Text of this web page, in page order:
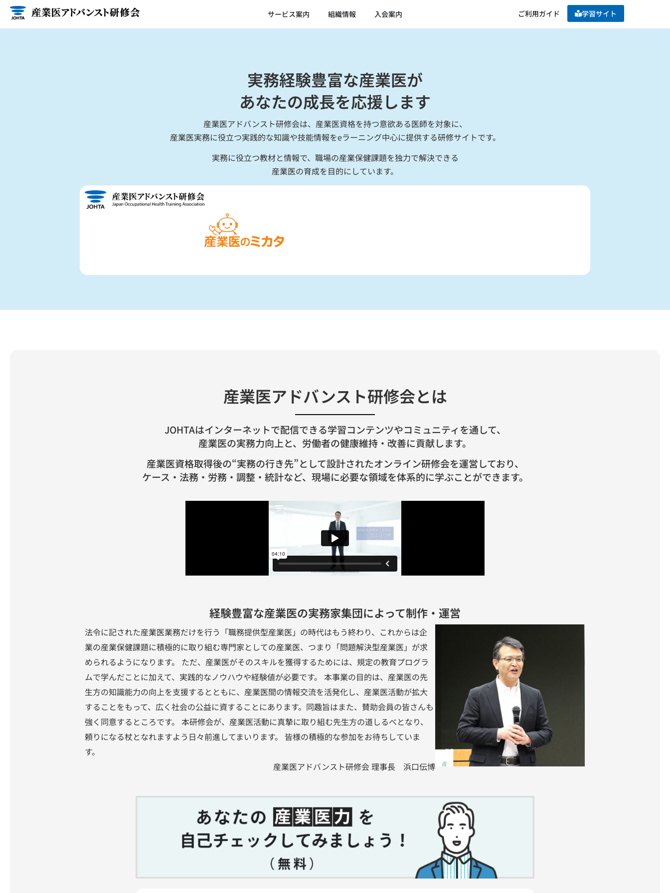
サービス案内 組織情報 入会案内 ご利用ガイド 学習サイト
実務経験豊富な産業医が
あなたの成長を応援します​
産業医アドバンスト研修会は、産業医資格を持つ意欲ある医師を対象に、
産業医実務に役立つ実践的な知識や技能情報をeラーニング中心に提供する研修サイトです。
実務に役立つ教材と情報で、職場の産業保健課題を独力で解決できる
産業医の育成を目的にしています。
産業医アドバンスト研修会とは
JOHTAはインターネットで配信できる学習コンテンツやコミュニティを通して、
産業医の実務力向上と、労働者の健康維持・改善に貢献します。
産業医資格取得後の“実務の行き先”として設計されたオンライン研修会を運営しており、
ケース・法務・労務・調整・統計など、現場に必要な領域を体系的に学ぶことができます。
経験豊富な産業医の実務家集団によって制作・運営​
法令に記された産業医業務だけを行う「職務提供型産業医」の時代はもう終わり、これからは企
業の産業保健課題に積極的に取り組む専門家としての産業医、つまり「問題解決型産業医」が求
められるようになります。 ただ、産業医がそのスキルを獲得するためには、規定の教育プログラ
ムで学んだことに加えて、実践的なノウハウや経験値が必要です。 本事業の目的は、産業医の先
生方の知識能力の向上を支援するとともに、産業医間の情報交流を活発化し、産業医活動が拡大
することをもって、広く社会の公益に資することにあります。同趣旨はまた、賛助会員の皆さんも
強く同意するところです。 本研修会が、産業医活動に真摯に取り組む先生方の道しるべとなり、
頼りになる杖となれますよう日々前進してまいります。 皆様の積極的な参加をお待ちしていま
す。
産業医アドバンスト研修会 理事長浜口伝博